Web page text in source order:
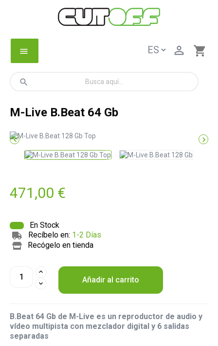
menu shopping_cart

search
M-Live B.Beat 64 Gb
 
471,00 €
En Stock
Recíbelo en: 1-2 Días
Recógelo en tienda
Añadir al carrito
B.Beat 64 Gb de M-Live es un reproductor de audio y
vídeo multipista con mezclador digital y 6 salidas
separadas